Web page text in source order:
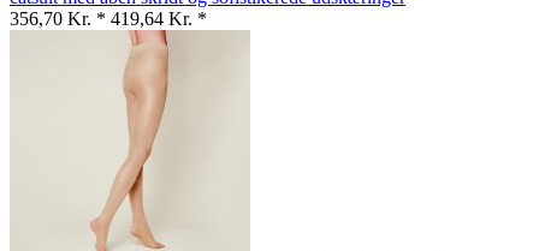
356,70 Kr. * 419,64 Kr. *